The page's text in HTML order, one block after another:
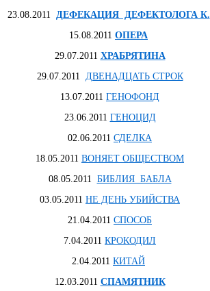
23.08.2011
ДЕФЕКАЦИЯ ДЕФЕКТОЛОГА К.
15.08.2011 ОПЕРА
29.07.2011 ХРАБРЯТИНА
29.07.2011 ДВЕНАДЦАТЬ СТРОК
13.07.2011 ГЕНОФОНД
23.06.2011 ГЕНОЦИД
02.06.2011 СДЕЛКА
18.05.2011 ВОНЯЕТ ОБЩЕСТВОМ
08.05.2011 БИБЛИЯ БАБЛА
03.05.2011 НЕ ДЕНЬ УБИЙСТВА
21.04.2011 СПОСОБ
7.04.2011 КРОКОДИЛ
2.04.2011 КИТАЙ
12.03.2011 СПАМЯТНИК